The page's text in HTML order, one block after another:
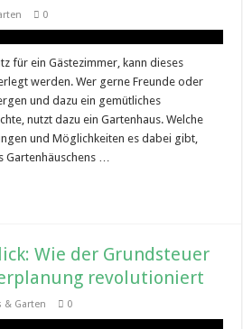
0
für ein Gästezimmer, kann dieses
werden. Wer gerne Freunde oder
und dazu ein gemütliches
nutzt dazu ein Gartenhaus. Welche
und Möglichkeiten es dabei gibt,
Gartenhäuschens …
Wie der Grundsteuer
revolutioniert
& Garten 0